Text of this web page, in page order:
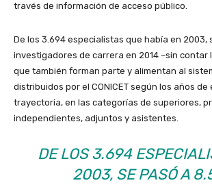
través de información de acceso público.
De los 3.694 especialistas que había en 2003,
investigadores de carrera en 2014 –sin contar
que también forman parte y alimentan al
distribuidos por el CONICET según los años
trayectoria, en las categorías de superiores,
independientes, adjuntos y asistentes.
DE LOS 3.694
2003, SE PASÓ A